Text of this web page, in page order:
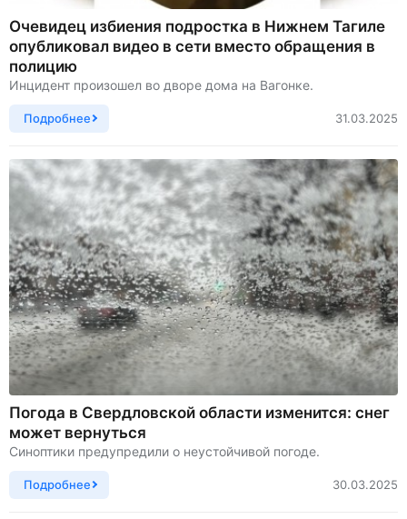
Очевидец избиения подростка в Нижнем Тагиле
опубликовал видео в сети вместо обращения в
полицию
Инцидент произошел во дворе дома на Вагонке.
Подробнее 31.03.2025
Погода в Свердловской области изменится: снег
может вернуться
Синоптики предупредили о неустойчивой погоде.
Подробнее 30.03.2025